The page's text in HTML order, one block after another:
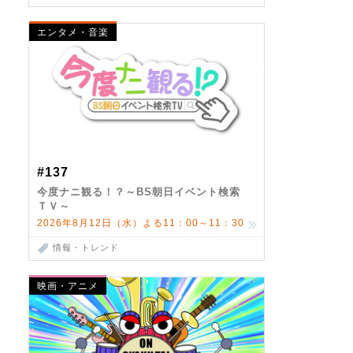
エンタメ・音楽
#137
今度ナニ観る！？～BS朝日イベント検索
ＴＶ～
2026年8月12日（水）よる11：00～11：30
情報・トレンド
映画・アニメ